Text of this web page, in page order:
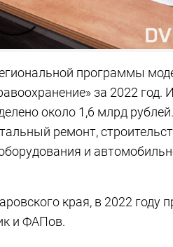
программы
за 2022 год.
около 1,6 млрд
ремонт,
и
края, в 2022 году
и ФАПов.